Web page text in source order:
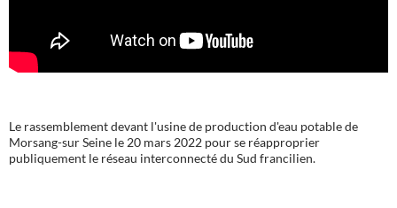
Le rassemblement devant l'usine de production d'eau potable de
Morsang-sur Seine le 20 mars 2022 pour se réapproprier
publiquement le réseau interconnecté du Sud francilien.